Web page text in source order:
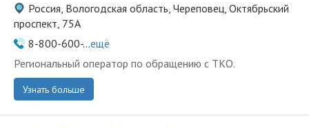
Россия, Вологодская область, Череповец, Октябрьский
проспект, 75А
8-800-600-...ещё
Региональный оператор по обращению с ТКО.
Узнать больше